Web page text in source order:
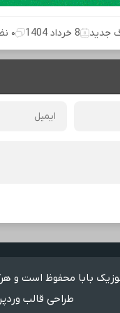
جدید 8 خرداد 1404 ۰ نظر
بابا محفوظ است و
طراحی قالب